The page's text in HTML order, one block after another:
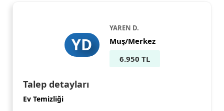
YD
YAREN D.
Muş/Merkez
6.950 TL
Talep detayları
Ev Temizliği